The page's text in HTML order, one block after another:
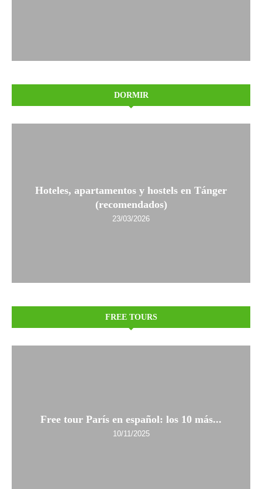
DORMIR
Hoteles, apartamentos y hostels en Tánger
(recomendados)
23/03/2026
FREE TOURS
Free tour París en español: los 10 más...
10/11/2025